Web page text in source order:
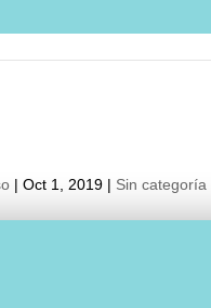
|Oct 1, 2019 | Sin categoría